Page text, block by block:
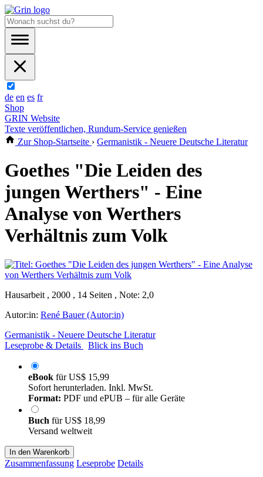
de en es fr
Shop
GRIN Website
Texte veröffentlichen, Rundum-Service genießen
Zur Shop-Startseite › Germanistik - Neuere Deutsche Literatur
Goethes "Die Leiden des
jungen Werthers" - Eine
Analyse von Werthers
Verhältnis zum Volk
Hausarbeit , 2000 , 14 Seiten , Note: 2,0
Autor:in: René Bauer (Autor:in)
Germanistik - Neuere Deutsche Literatur
Leseprobe & Details
Blick ins Buch
eBook fürUS$ 15,99
Sofort herunterladen. Inkl. MwSt.
Format: PDF und ePUB – für alle Geräte
Buch fürUS$ 18,99
Versand weltweit
In den Warenkorb
Zusammenfassung Leseprobe Details